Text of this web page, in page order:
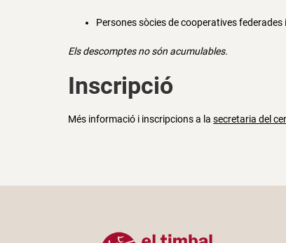
Persones sòcies de cooperatives federades
Els descomptes no són acumulables.
Inscripció
Més informació i inscripcions a lasecretaria del